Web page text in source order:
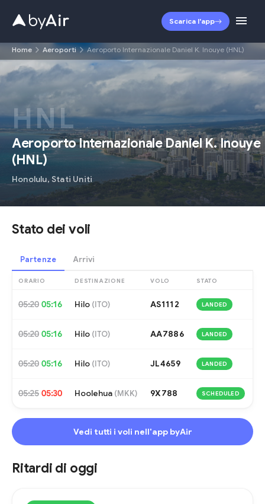
Scarica l'app
Home Aeroporti Aeroporto Internazionale Daniel K. Inouye (HNL)
HNL
Aeroporto Internazionale Daniel K. Inouye
(HNL)
Honolulu,Stati Uniti
Stato dei voli
Partenze Arrivi
ORARIO DESTINAZIONE VOLO STATO
05:20 05:16 Hilo (ITO) AS1112 LANDED
05:20 05:16 Hilo (ITO) AA7886 LANDED
05:20 05:16 Hilo (ITO) JL4659 LANDED
05:25 05:30 Hoolehua (MKK) 9X788 SCHEDULED
Vedi tutti i voli nell'app byAir
Ritardi di oggi